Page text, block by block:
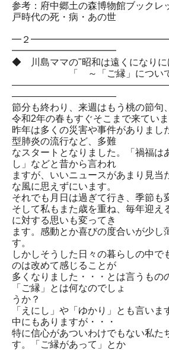
参考：府中郷土の森博物館ブック
戸時代の死・病・あの世
━２
━━━━━━━━━━━
◆ 川島ママの"昭和は遠くになりに
「 ～「ご縁」についてふ
―――――――――――
節分も終わり、来週はもう桃の節句
令和2年の春もすぐそこまで来ていま
昨年は多くの災害や事件がありまし
型肺炎の流行など、多難
なスタートとなりました。「禍福は
し」などと昔から言われ
ますが、いいニュースがあまり見当
な風に思えずにいます。
それでも月日は過ぎて行き、季節も
そして私もまた歳を重ね、毎年迎え
に対する思いも変ってき
ます。感動とか喜びの度合いが少し
す。
しかしそうした日々の暮らしの中で
のは改めて感じることが
多くなりました・・・とは言うもの
「ご縁」とは何なのでしょ
うか？
「えにし」や「ゆかり」とも言いま
中にもありますが・・・
特に信心があついわけでもない私た
す。「ご縁があって」とか